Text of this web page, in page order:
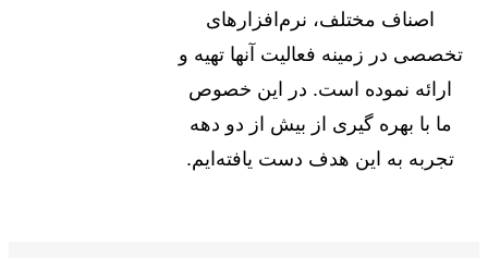
اصناف مختلف، نرم‌افزارهای
تخصصی در زمینه فعالیت آنها تهیه و
ارائه نموده است. در این خصوص
ما با بهره گیری از بیش از دو دهه
تجربه به این هدف دست یافته‌ایم.